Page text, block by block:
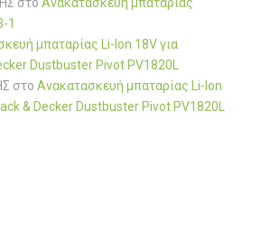
1
μπαταρίας Li-Ion 18V για
Dustbuster Pivot PV1820L
στο Ανακατασκευή μπαταρίας Li-Ion
& Decker Dustbuster Pivot PV1820L